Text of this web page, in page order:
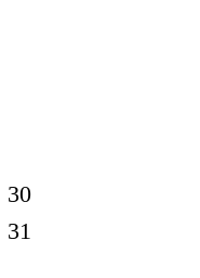
30
31